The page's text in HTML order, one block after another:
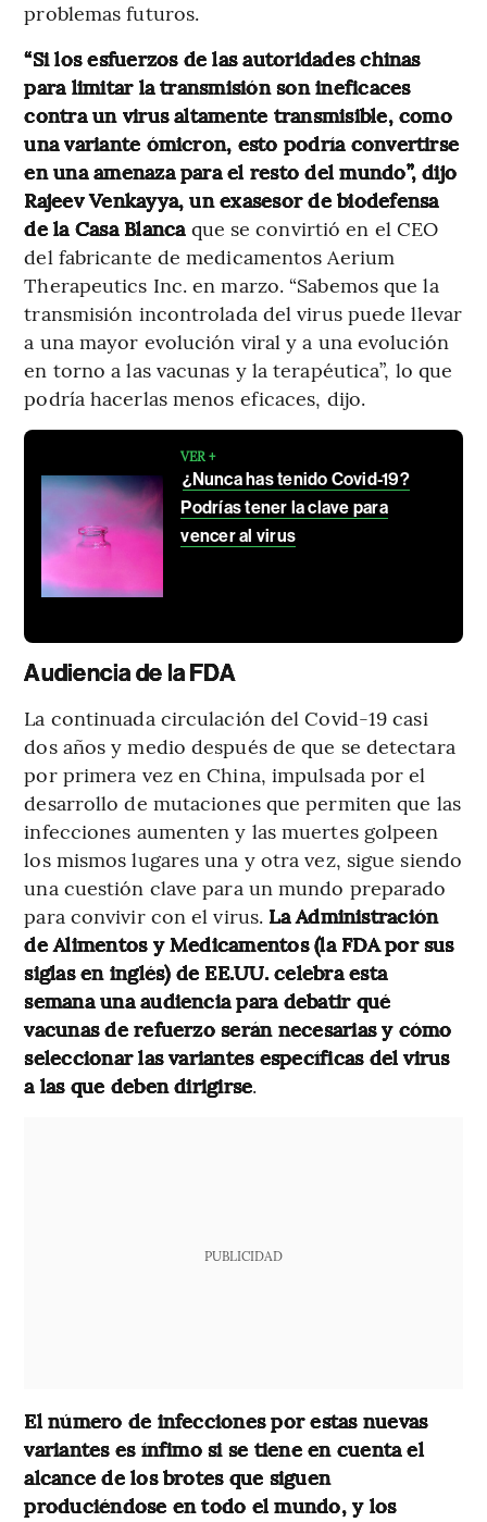
problemas futuros.
“Si los esfuerzos de las autoridades chinas
para limitar la transmisión son ineficaces
contra un virus altamente transmisible, como
una variante ómicron, esto podría convertirse
en una amenaza para el resto del mundo”, dijo
Rajeev Venkayya, un exasesor de biodefensa
de la Casa Blancaque se convirtió en el CEO
del fabricante de medicamentos Aerium
Therapeutics Inc. en marzo. “Sabemos que la
transmisión incontrolada del virus puede llevar
a una mayor evolución viral y a una evolución
en torno a las vacunas y la terapéutica”, lo que
podría hacerlas menos eficaces, dijo.
VER +
¿Nunca has tenido Covid-19?
Podrías tener la clave para
vencer al virus
Audiencia de la FDA
La continuada circulación del Covid-19 casi
dos años y medio después de que se detectara
por primera vez en China, impulsada por el
desarrollo de mutaciones que permiten que las
infecciones aumenten y las muertes golpeen
los mismos lugares una y otra vez, sigue siendo
una cuestión clave para un mundo preparado
para convivir con el virus. La Administración
de Alimentos y Medicamentos (la FDA por sus
siglas en inglés) de EE.UU. celebra esta
semana una audiencia para debatir qué
vacunas de refuerzo serán necesarias y cómo
seleccionar las variantes específicas del virus
a las que deben dirigirse.
PUBLICIDAD
El número de infecciones por estas nuevas
variantes es ínfimo si se tiene en cuenta el
alcance de los brotes que siguen
produciéndose en todo el mundo, y los